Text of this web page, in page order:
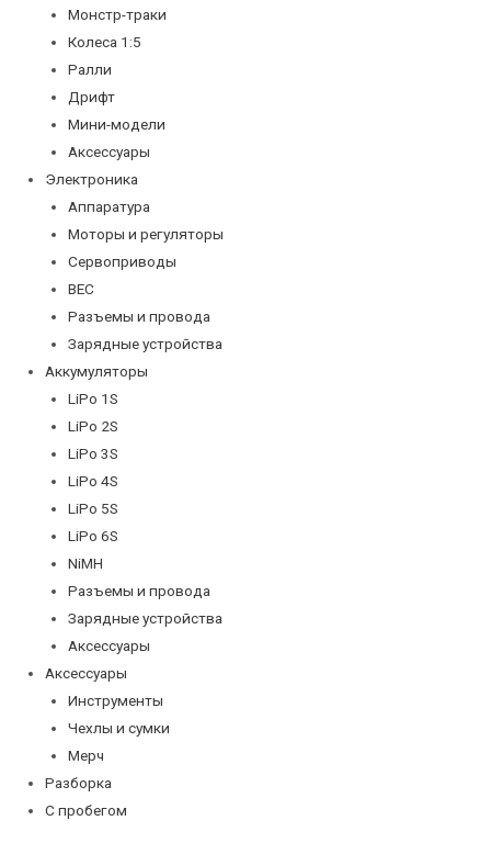
Монстр-траки
Колеса 1:5
Ралли
Дрифт
Мини-модели
Аксессуары
Электроника
Аппаратура
Моторы и регуляторы
Сервоприводы
BEC
Разъемы и провода
Зарядные устройства
Аккумуляторы
LiPo 1S
LiPo 2S
LiPo 3S
LiPo 4S
LiPo 5S
LiPo 6S
NiMH
Разъемы и провода
Зарядные устройства
Аксессуары
Аксессуары
Инструменты
Чехлы и сумки
Мерч
Разборка
С пробегом